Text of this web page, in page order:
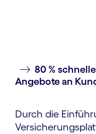
80 %
Angebote an
Durch die